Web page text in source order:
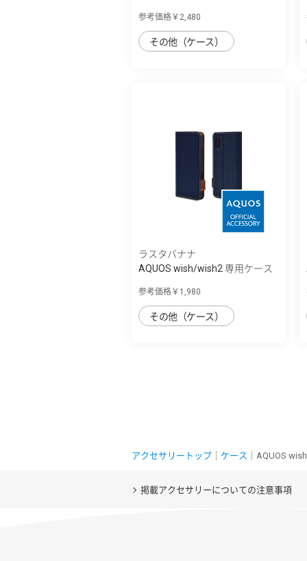
参考価格￥2,480
その他（ケース）
ラスタバナナ
AQUOS wish/wish2 専用ケース
参考価格￥1,980
その他（ケース）
アクセサリートップ ケース ｜AQUOS
掲載アクセサリーについての注意事項